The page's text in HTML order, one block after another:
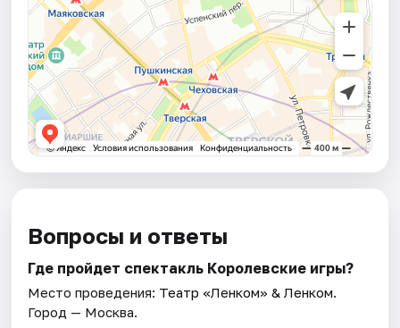
Вопросы и ответы
Где пройдет спектакль Королевские игры?
Место проведения: Театр «Ленком» & Ленком.
Город — Москва.